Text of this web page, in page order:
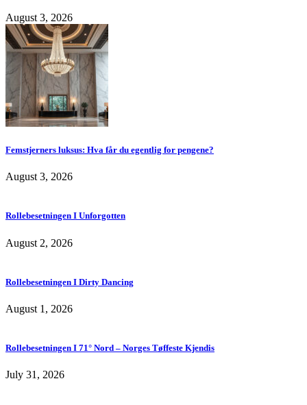
August 3, 2026
Femstjerners luksus: Hva får du egentlig for pengene?
August 3, 2026
Rollebesetningen I Unforgotten
August 2, 2026
Rollebesetningen I Dirty Dancing
August 1, 2026
Rollebesetningen I 71° Nord – Norges Tøffeste Kjendis
July 31, 2026